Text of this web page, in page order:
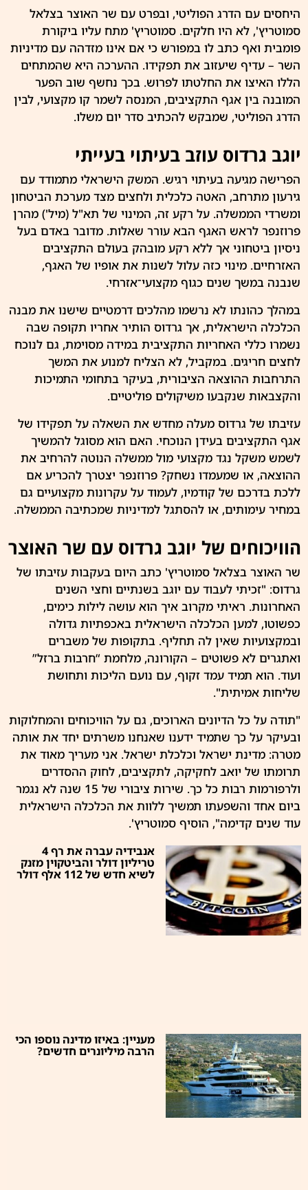
היחסים עם הדרג הפוליטי, ובפרט עם שר האוצרבצלאל
סמוטריץ', לא היו חלקים. סמוטריץ' מתח עליו ביקורת
פומבית ואף כתב לו במפורש כי אם אינו מזדהה עם מדיניות
השר – עדיף שיעזוב את תפקידו. ההערכה היא שהמתחים
הללו האיצו את החלטתו לפרוש. בכך נחשף שוב הפער
המובנה בין אגף התקציבים, המנסה לשמר קו מקצועי, לבין
הדרג הפוליטי, שמבקש להכתיב סדר יום משלו.
יוגב גרדוס עוזב בעיתוי בעייתי
הפרישה מגיעה בעיתוי רגיש. המשק הישראלי מתמודד עם
גירעון מתרחב, האטה כלכלית ולחצים מצד מערכת הביטחון
ומשרדי הממשלה. על רקע זה, המינוי של תא"ל (מיל') מהרן
פרוזנפר לראש האגף הבא עורר שאלות. מדובר באדם בעל
ניסיון ביטחוני אך ללא רקע מובהק בעולם התקציבים
האזרחיים. מינוי כזה עלול לשנות את אופיו של האגף,
שנבנה במשך שנים כגוף מקצועי־אזרחי.
במהלך כהונתו לא נרשמו מהלכים דרמטיים שישנו את מבנה
הכלכלה הישראלית, אך גרדוס הותיר אחריו תקופה שבה
נשמרו כללי האחריות התקציבית במידה מסוימת, גם לנוכח
לחצים חריגים. במקביל, לא הצליח למנוע את המשך
התרחבות ההוצאה הציבורית, בעיקר בתחומי התמיכות
והקצבאות שנקבעו משיקולים פוליטיים.
עזיבתו של גרדוס מעלה מחדש את השאלה על תפקידו של
אגף התקציבים בעידן הנוכחי. האם הוא מסוגל להמשיך
לשמש משקל נגד מקצועי מול ממשלה הנוטה להרחיב את
ההוצאה, או שמעמדו נשחק? פרוזנפר יצטרך להכריע אם
ללכת בדרכם של קודמיו, לעמוד על עקרונות מקצועיים גם
במחיר עימותים, או להסתגל למדיניות שמכתיבה הממשלה.
הוויכוחים של יוגב גרדוס עם שר האוצר
שר האוצרבצלאל סמוטריץ' כתב היום בעקבות עזיבתו של
גרדוס: "זכיתי לעבוד עם יוגב בשנתיים וחצי השנים
האחרונות. ראיתי מקרוב איך הוא עושה לילות כימים,
כפשוטו, למען הכלכלה הישראלית באכפתיות גדולה
ובמקצועיות שאין לה תחליף. בתקופות של משברים
ואתגרים לא פשוטים – הקורונה, מלחמת “חרבות ברזל”
ועוד. הוא תמיד עמד זקוף, עם נועם הליכות ותחושת
שליחות אמיתית".
"תודה על כל הדיונים הארוכים, גם על הוויכוחים והמחלוקות
ובעיקר על כך שתמיד ידענו שאנחנו משרתים יחד את אותה
מטרה: מדינת ישראל וכלכלת ישראל. אני מעריך מאוד את
תרומתו של יואב לחקיקה, לתקציבים, לחוק ההסדרים
ולרפורמות רבות כל כך. שירות ציבורי של 15 שנה לא נגמר
ביום אחד והשפעתו תמשיך ללוות את הכלכלה הישראלית
עוד שנים קדימה", הוסיף סמוטריץ'.
אנבידיה עברה את רף 4
טריליון דולר והביטקוין מזנק
לשיא חדש של 112 אלף דולר
מעניין: באיזו מדינה נוספו הכי
הרבה מיליונרים חדשים?